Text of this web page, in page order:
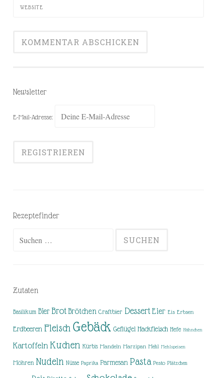
WEBSITE
Newsletter
E-Mail-Adresse:
Rezeptefinder
Zutaten
Basilikum Bier Brot Brötchen Craftbier Dessert Eier Eis Erbsen
Erdbeeren Fleisch Gebäck Geflügel Hackfleisch Hefe Hähnchen
Kartoffeln Kuchen Kürbis Mandeln Marzipan Mehl Mehlspeisen
Möhren Nudeln Nüsse Paprika Parmesan Pasta Pesto Plätzchen